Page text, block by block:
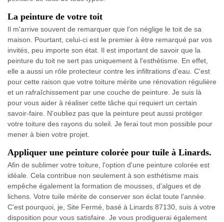
La peinture de votre toit
Il m'arrive souvent de remarquer que l'on néglige le toit de sa
maison. Pourtant, celui-ci est le premier à être remarqué par vos
invités, peu importe son état. Il est important de savoir que la
peinture du toit ne sert pas uniquement à l'esthétisme. En effet,
elle a aussi un rôle protecteur contre les infiltrations d'eau. C'est
pour cette raison que votre toiture mérite une rénovation régulière
et un rafraîchissement par une couche de peinture. Je suis là
pour vous aider à réaliser cette tâche qui requiert un certain
savoir-faire. N'oubliez pas que la peinture peut aussi protéger
votre toiture des rayons du soleil. Je ferai tout mon possible pour
mener à bien votre projet.
Appliquer une peinture colorée pour tuile à Linards.
Afin de sublimer votre toiture, l'option d'une peinture colorée est
idéale. Cela contribue non seulement à son esthétisme mais
empêche également la formation de mousses, d'algues et de
lichens. Votre tuile mérite de conserver son éclat toute l'année.
C'est pourquoi, je, Site Fermé, basé à Linards 87130, suis à votre
disposition pour vous satisfaire. Je vous prodiguerai également